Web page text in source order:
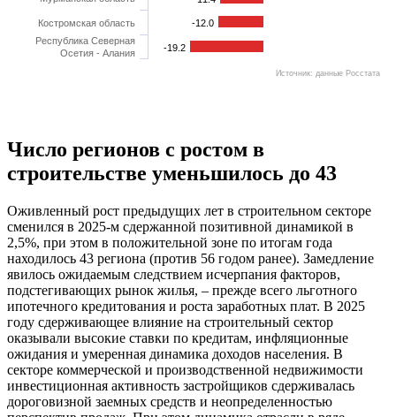
-12.0
-19.2
Костромская область
Республика Северная
Осетия - Алания
Источник: данные Росстата
Число регионов с ростом в
строительстве уменьшилось до 43
Оживленный рост предыдущих лет в строительном секторе
сменился в 2025-м сдержанной позитивной динамикой в
2,5%, при этом в положительной зоне по итогам года
находилось 43 региона (против 56 годом ранее). Замедление
явилось ожидаемым следствием исчерпания факторов,
подстегивающих рынок жилья, – прежде всего льготного
ипотечного кредитования и роста заработных плат. В 2025
году сдерживающее влияние на строительный сектор
оказывали высокие ставки по кредитам, инфляционные
ожидания и умеренная динамика доходов населения. В
секторе коммерческой и производственной недвижимости
инвестиционная активность застройщиков сдерживалась
дороговизной заемных средств и неопределенностью